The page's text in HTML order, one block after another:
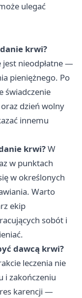
ulegać
krwi?
nieodpłatne —
pieniężnego. Po
świadczenie
dzień wolny
innemu
krwi?W
w punktach
w określonych
Warto
ekip
sobót i
dawcą krwi?
leczenia nie
i zakończeniu
karencji —